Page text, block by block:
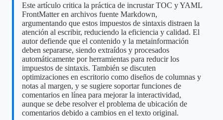
Este artículo critica la práctica de incrustar TOC y YAML
FrontMatter en archivos fuente Markdown,
argumentando que estos impuestos de sintaxis distraen la
atención al escribir, reduciendo la eficiencia y calidad. El
autor defiende que el contenido y la metainformación
deben separarse, siendo extraídos y procesados
automáticamente por herramientas para reducir los
impuestos de sintaxis. También se discuten
optimizaciones en escritorio como diseños de columnas y
notas al margen, y se sugiere soportar funciones de
comentarios en línea para mejorar la interactividad,
aunque se debe resolver el problema de ubicación de
comentarios debido a cambios en el texto original.